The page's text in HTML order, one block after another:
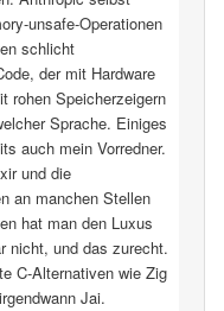
unsafe-Operationen
schlicht
der mit Hardware
rohen Speicherzeigern
Sprache. Einiges
auch mein Vorredner.
und die
an manchen Stellen
hat man den Luxus
nicht, und das zurecht.
C-Alternativen wie Zig
Jai.